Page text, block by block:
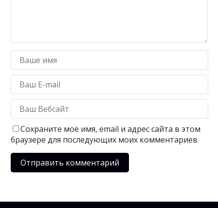
Сохраните моё имя, email и адрес сайта в этом
браузере для последующих моих комментариев